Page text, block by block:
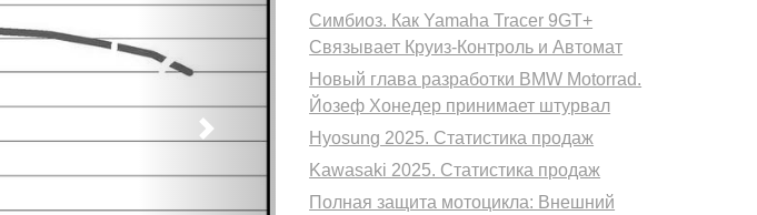
Следующий
Симбиоз. Как Yamaha Tracer 9GT+
Связывает Круиз-Контроль и Автомат
Новый глава разработки BMW Motorrad.
Йозеф Хонедер принимает штурвал
Hyosung 2025. Статистика продаж
Kawasaki 2025. Статистика продаж
Полная защита мотоцикла: Внешний